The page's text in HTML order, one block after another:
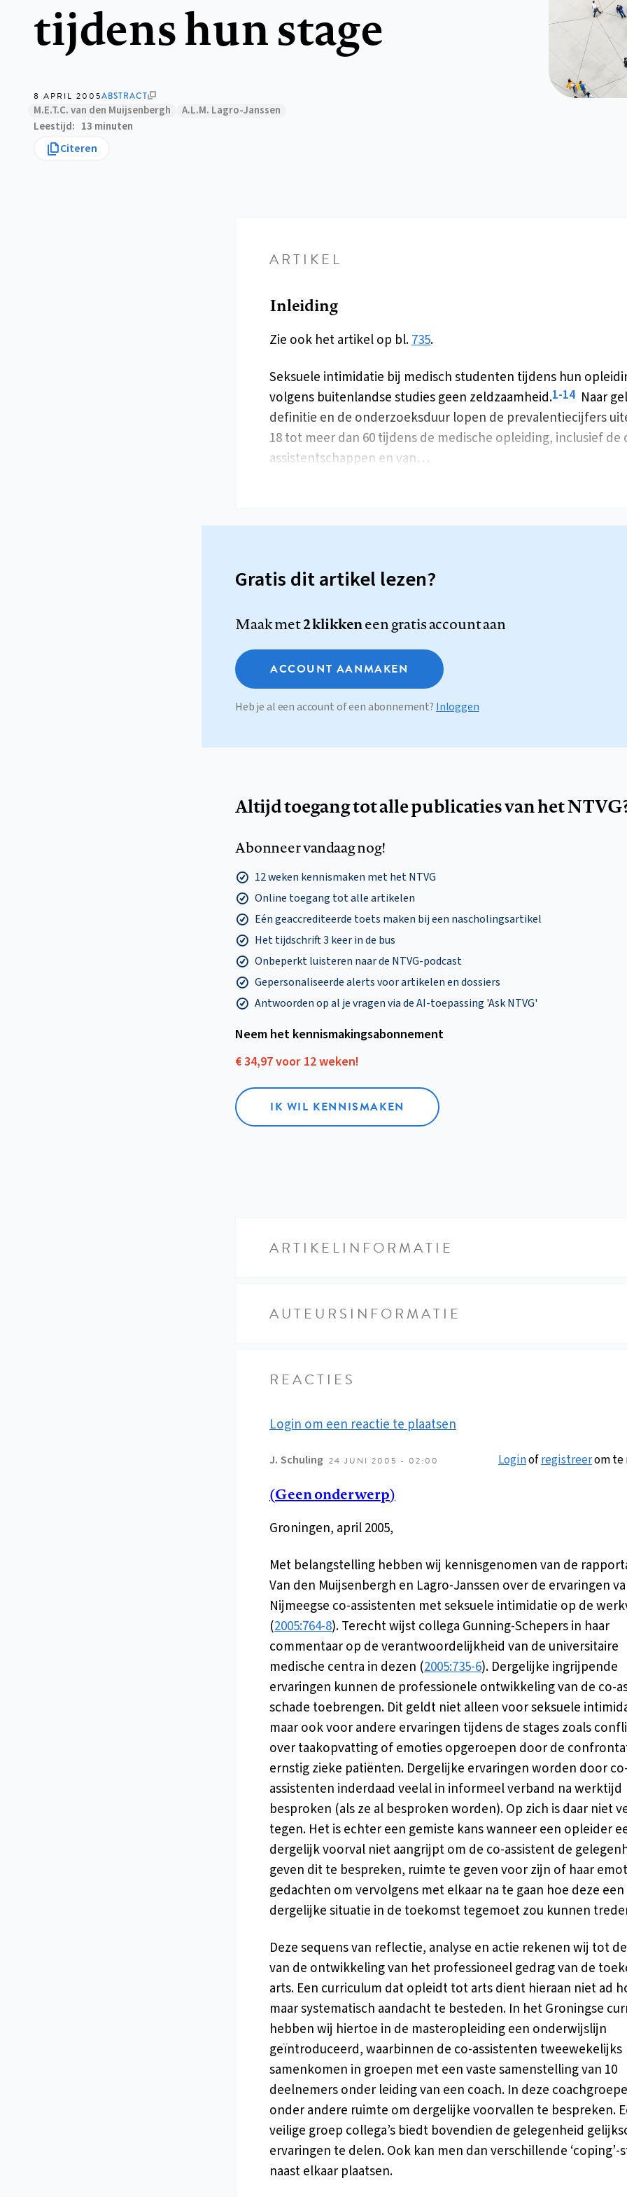
tijdens hun stage
8 APRIL 2005ABSTRACT
M.E.T.C. van den Muijsenbergh
A.L.M. Lagro-Janssen
Leestijd
13 minuten
Citeren
ARTIKEL
Inleiding
Zie ook het artikel op bl.735.
Seksuele intimidatie bij medisch studenten tijdens hun
volgens buitenlandse studies geen zeldzaamheid.1-14 Naar
definitie en de onderzoeksduur lopen de prevalentiecijfers
18 tot meer dan 60 tijdens de medische opleiding, inclusief de
assistentschappen en van…
Gratis dit artikel lezen?
Maak met2 klikkeneen gratis account aan
ACCOUNT AANMAKEN
Heb je al een account of een abonnement? Inloggen
Altijd toegang tot alle publicaties van het
Abonneer vandaag nog!
12 weken kennismaken met het NTVG
Online toegang tot alle artikelen
Eén geaccrediteerde toets maken bij een nascholingsartikel
Het tijdschrift 3 keer in de bus
Onbeperkt luisteren naar de NTVG-podcast
Gepersonaliseerde alerts voor artikelen en dossiers
Antwoorden op al je vragen via de AI-toepassing 'Ask NTVG'
Neem het kennismakings­abonnement
€ 34,97 voor 12 weken!
IK WIL KENNISMAKEN
ARTIKELINFORMATIE
AUTEURSINFORMATIE
REACTIES
Login om een reactie te plaatsen
J. Schuling 24 JUNI 2005 - 02:00 Loginofregistreerom te
(Geen onderwerp)
Groningen, april 2005,
Met belangstelling hebben wij kennisgenomen van de
Van den Muijsenbergh en Lagro-Janssen over de ervaringen
Nijmeegse co-assistenten met seksuele intimidatie op de
(2005:764-8). Terecht wijst collega Gunning-Schepers in haar
commentaar op de verantwoordelijkheid van de universitaire
medische centra in dezen (2005:735-6). Dergelijke ingrijpende
ervaringen kunnen de professionele ontwikkeling van de co-
schade toebrengen. Dit geldt niet alleen voor seksuele
maar ook voor andere ervaringen tijdens de stages zoals
over taakopvatting of emoties opgeroepen door de
ernstig zieke patiënten. Dergelijke ervaringen worden door
assistenten inderdaad veelal in informeel verband na werktijd
besproken (als ze al besproken worden). Op zich is daar niet
tegen. Het is echter een gemiste kans wanneer een opleider
dergelijk voorval niet aangrijpt om de co-assistent de
geven dit te bespreken, ruimte te geven voor zijn of haar
gedachten om vervolgens met elkaar na te gaan hoe deze een
dergelijke situatie in de toekomst tegemoet zou kunnen
Deze sequens van reflectie, analyse en actie rekenen wij tot
van de ontwikkeling van het professioneel gedrag van de
arts. Een curriculum dat opleidt tot arts dient hieraan niet ad
maar systematisch aandacht te besteden. In het Groningse
hebben wij hiertoe in de masteropleiding een onderwijslijn
geïntroduceerd, waarbinnen de co-assistenten tweewekelijks
samenkomen in groepen met een vaste samenstelling van 10
deelnemers onder leiding van een coach. In deze
onder andere ruimte om dergelijke voorvallen te bespreken.
veilige groep collega’s biedt bovendien de gelegenheid
ervaringen te delen. Ook kan men dan verschillende ‘coping’-
naast elkaar plaatsen.